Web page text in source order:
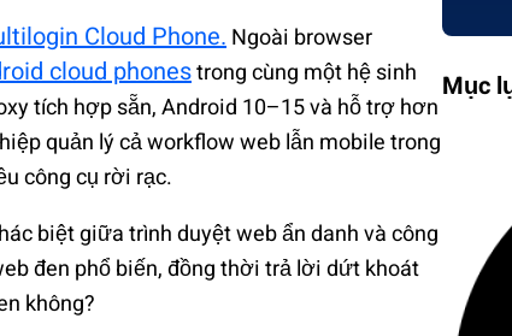
Cloud Phone.Ngoài browser
cloud phonestrong cùng một hệ sinh
tích hợp sẵn, Android 10–15 và hỗ trợ hơn
quản lý cả workflow web lẫn mobile trong
công cụ rời rạc.
biệt giữa trình duyệt web ẩn danh và công
đen phổ biến, đồng thời trả lời dứt khoát
không?
Mục